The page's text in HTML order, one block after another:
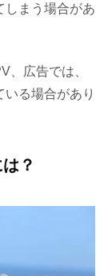
しまう場合があ
、広告では、
る場合があり
？